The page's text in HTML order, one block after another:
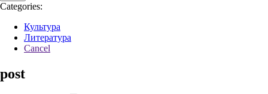
Categories:
Культура
Литература
Cancel
post